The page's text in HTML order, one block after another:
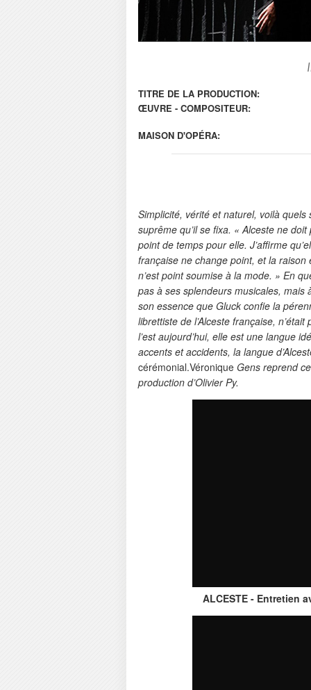
TITRE DE LA PRODUCTION:
ŒUVRE - COMPOSITEUR:
MAISON D'OPÉRA:
Simplicité, vérité et naturel, voilà
suprême qu’il se fixa. « Alceste ne
point de temps pour elle. J’affirme
française ne change point, et la
n’est point soumise à la mode. » En
pas à ses splendeurs musicales, mais
son essence que Gluck confie la
librettiste de l’Alceste française,
l’est aujourd’hui, elle est une langue
accents et accidents, la langue
cérémonial.Véronique Gens reprend
production d’Olivier Py.
ALCESTE - Entretien